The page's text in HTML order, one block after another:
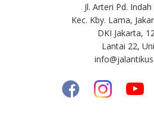
Jl. Arteri Pd.
Kec. Kby. Lama,
DKI Jakarta,
Lantai 22,